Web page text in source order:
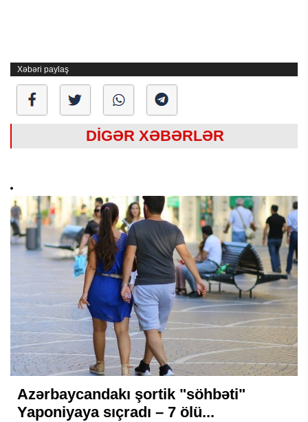
Xəbəri paylaş
DİGƏR XƏBƏRLƏR
Azərbaycandakı şortik "söhbəti"
Yaponiyaya sıçradı – 7 ölü...